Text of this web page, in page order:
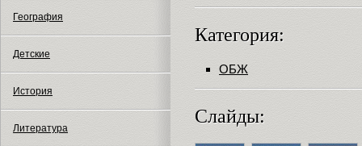
География
Детские
История
Литература
Категория:
ОБЖ
Слайды: